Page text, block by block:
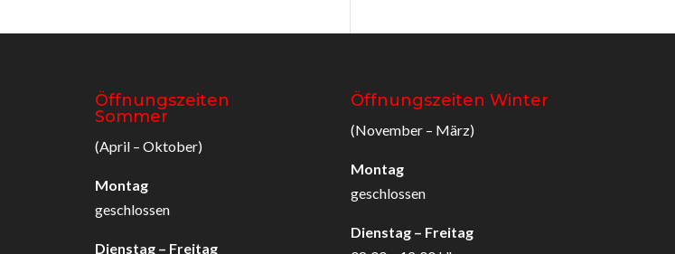
Öffnungszeiten
Sommer
(April – Oktober)
Montag
geschlossen
Dienstag – Freitag
Öffnungszeiten Winter
(November – März)
Montag
geschlossen
Dienstag – Freitag